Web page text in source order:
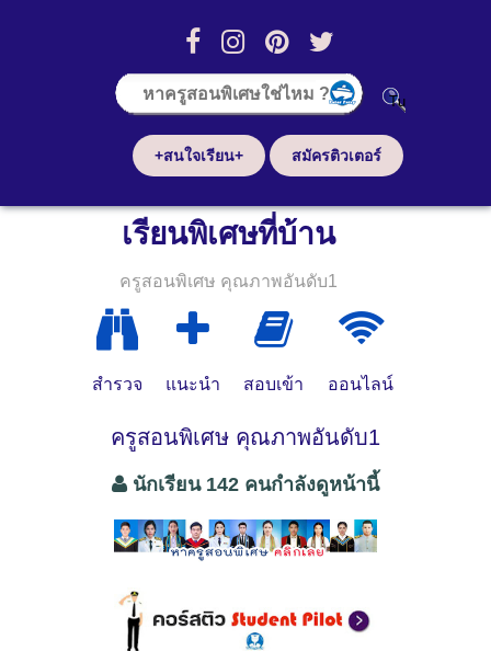
+สนใจเรียน+ สมัครติวเตอร์
เรียนพิเศษที่บ้าน
ครูสอนพิเศษ คุณภาพอันดับ1
สำรวจ แนะนำ สอบเข้า ออนไลน์
ครูสอนพิเศษ คุณภาพอันดับ1
นักเรียน 142 คนกำลังดูหน้านี้